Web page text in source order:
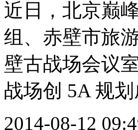
近日，北京巅
组、赤壁市旅
壁古战场会议
战场创 5A 规
2014-08-12